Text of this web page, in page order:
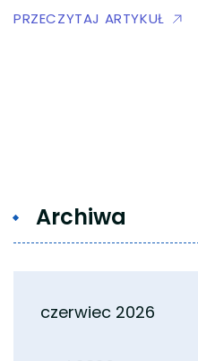
PRZECZYTAJ ARTYKUŁ
Archiwa
czerwiec 2026